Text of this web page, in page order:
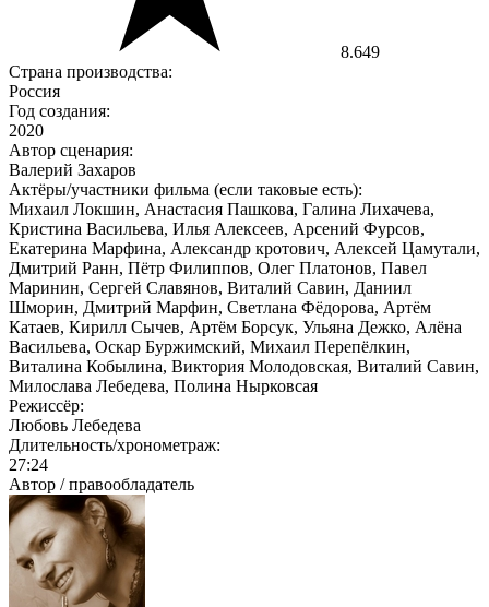
8.649
Страна производства:
Россия
Год создания:
2020
Автор сценария:
Валерий Захаров
Актёры/участники фильма (если таковые есть):
Михаил Локшин, Анастасия Пашкова, Галина Лихачева,
Кристина Васильева, Илья Алексеев, Арсений Фурсов,
Екатерина Марфина, Александр кротович, Алексей Цамутали,
Дмитрий Ранн, Пётр Филиппов, Олег Платонов, Павел
Маринин, Сергей Славянов, Виталий Савин, Даниил
Шморин, Дмитрий Марфин, Светлана Фёдорова, Артём
Катаев, Кирилл Сычев, Артём Борсук, Ульяна Дежко, Алёна
Васильева, Оскар Буржимский, Михаил Перепёлкин,
Виталина Кобылина, Виктория Молодовская, Виталий Савин,
Милослава Лебедева, Полина Нырковсая
Режиссёр:
Любовь Лебедева
Длительность/хронометраж:
27:24
Автор / правообладатель